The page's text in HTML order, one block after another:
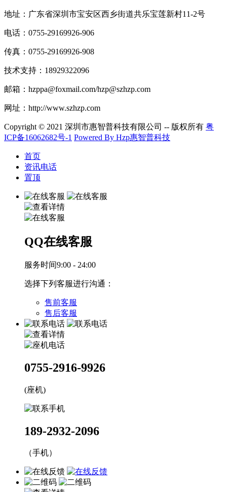
地址：广东省深圳市宝安区西乡街道共乐宝莲新村11-2号​
电话：0755-29169926-906​
传真：0755-29169926-908
技术支持：18929322096
邮箱：hzppa@foxmail.com/hzp@szhzp.com
网址：http://www.szhzp.com
Copyright © 2021 深圳市惠智普科技有限公司 -- 版权所有 粤
ICP备16062682号-1 Powered By Hzp惠智普科技
首页
资讯电话
置顶
QQ在线客服
服务时间9:00 - 24:00
选择下列客服进行沟通：
售前客服
售后客服
0755-2916-9926
(座机)
189-2932-2096
（手机）